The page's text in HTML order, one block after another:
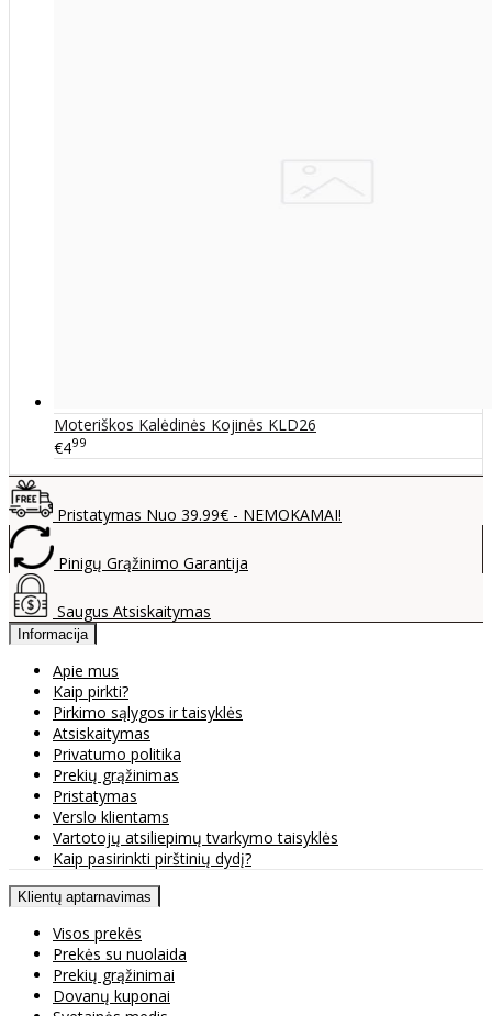
Moteriškos Kalėdinės Kojinės KLD26
€499
Pristatymas Nuo 39.99€ - NEMOKAMAI!
Pinigų Grąžinimo Garantija
Saugus Atsiskaitymas
Informacija
Apie mus
Kaip pirkti?
Pirkimo sąlygos ir taisyklės
Atsiskaitymas
Privatumo politika
Prekių grąžinimas
Pristatymas
Verslo klientams
Vartotojų atsiliepimų tvarkymo taisyklės
Kaip pasirinkti pirštinių dydį?
Klientų aptarnavimas
Visos prekės
Prekės su nuolaida
Prekių grąžinimai
Dovanų kuponai